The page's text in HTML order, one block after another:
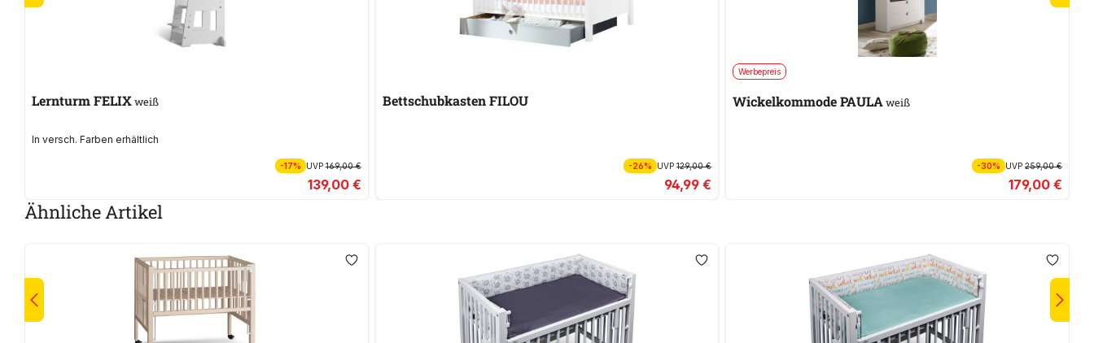
Lernturm FELIXweiß
In versch. Farben erhältlich
-17% UVP169,00 €
139,00 €
Bettschubkasten FILOU
-26% UVP129,00 €
94,99 €
Werbepreis
Wickelkommode PAULAweiß
-30% UVP 259,00 €
179,00 €
Ähnliche Artikel